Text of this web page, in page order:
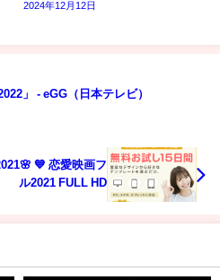
2024年12月12日
」 - eGG（日本テレビ）
💙 恋愛映画フ
ル2021 FULL HD